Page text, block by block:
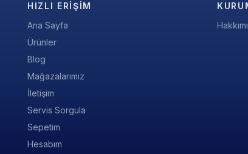
HIZLI ERIŞIM
Ana Sayfa
Ürünler
Blog
Mağazalarımız
İletişim
Servis Sorgula
Sepetim
Hesabım